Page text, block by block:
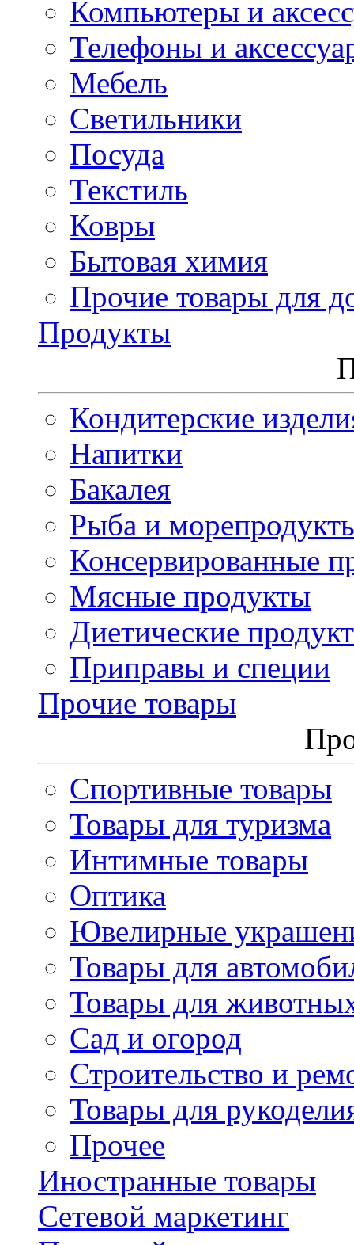
Компьютеры и
Телефоны и
Мебель
Светильники
Посуда
Текстиль
Ковры
Бытовая химия
Прочие товары для
Продукты
Кондитерские
Напитки
Бакалея
Рыба и
Консервированные
Мясные продукты
Диетические
Приправы и специи
Прочие товары
Спортивные товары
Товары для туризма
Интимные товары
Оптика
Ювелирные
Товары для
Товары для
Сад и огород
Строительство и
Товары для
Прочее
Иностранные товары
Сетевой маркетинг